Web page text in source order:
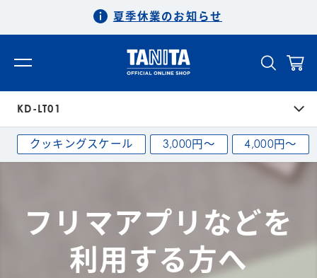
夏季休業のお知らせ
KD-LT01
クッキングスケール 3,000円〜 4,000円〜
フリマアプリなどを
利用する方へ